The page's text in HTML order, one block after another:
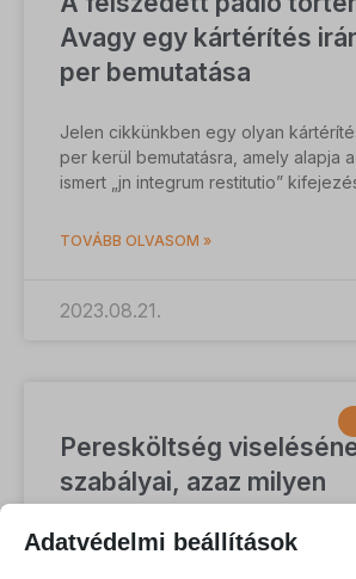
Avagy egy kártérítés
per bemutatása
Jelen cikkünkben egy olyan
per kerül bemutatásra, amely alapja
ismert „jn integrum restitutio”
TOVÁBB OLVASOM »
2023.08.21.
Peresköltség
szabályai, azaz milyen
eljárásban veszek részt?
Adatvédelmi beállítások